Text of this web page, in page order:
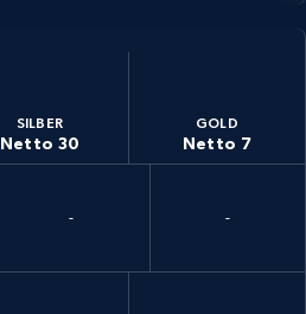
SILBER
Netto 30
GOLD
Netto 7
- -